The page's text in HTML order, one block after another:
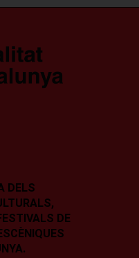
DELS
DE